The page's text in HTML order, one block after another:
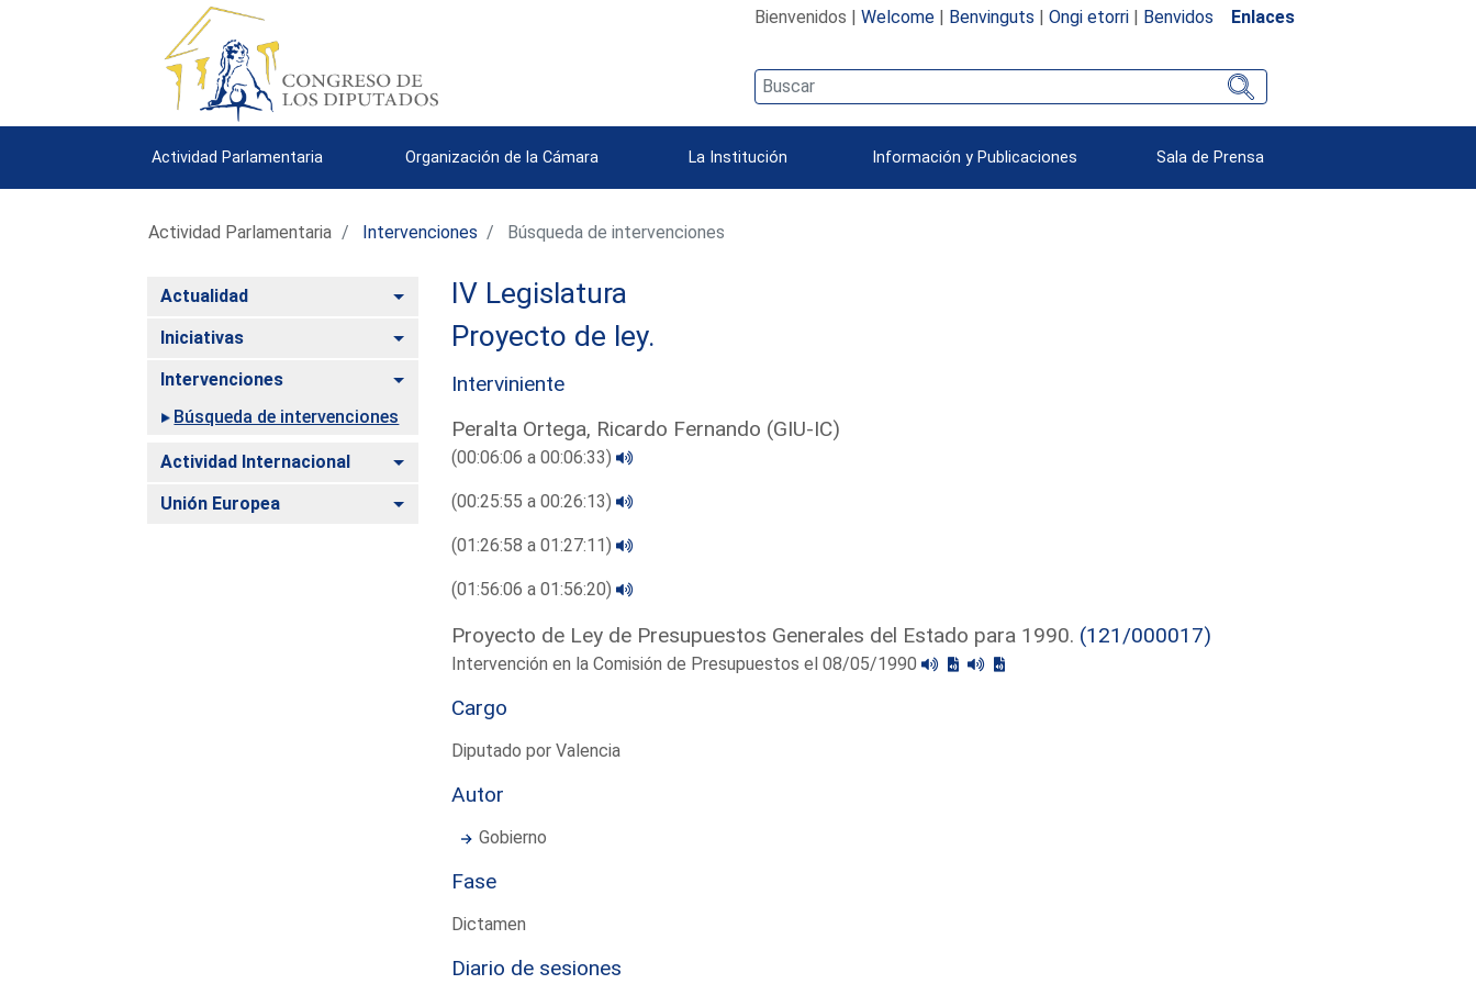
Bienvenidos | Welcome| Benvinguts | Ongi etorri| Benvidos Enlaces
Actividad Parlamentaria Organización de la Cámara La Institución Información y Publicaciones Sala de Prensa
Actividad Parlamentaria Intervenciones Búsqueda de intervenciones
Actualidad Alternar
Iniciativas Alternar
Intervenciones
Alternar
Búsqueda de intervenciones
Actividad Internacional Alternar
Unión Europea Alternar
IV Legislatura
Proyecto de ley.
Interviniente
Peralta Ortega, Ricardo Fernando (GIU-IC)
(00:06:06 a 00:06:33)
(00:25:55 a 00:26:13)
(01:26:58 a 01:27:11)
(01:56:06 a 01:56:20)
Proyecto de Ley de Presupuestos Generales del Estado para 1990. (121/000017)
Intervención en la Comisión de Presupuestos el 08/05/1990
Cargo
Diputado por Valencia
Autor
Gobierno
Fase
Dictamen
Diario de sesiones